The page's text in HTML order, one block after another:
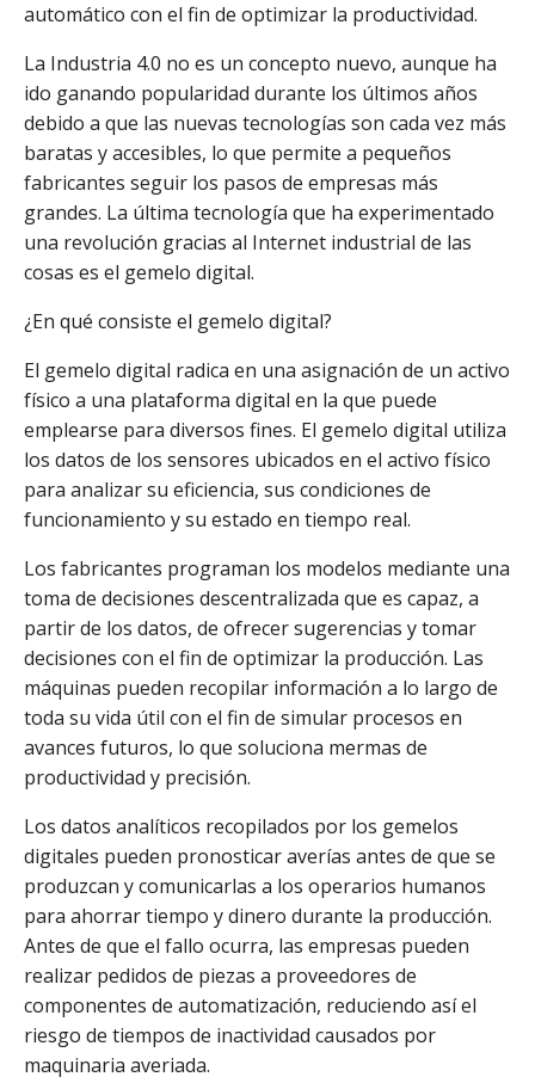
automático con el fin de optimizar la productividad.
La Industria 4.0 no es un concepto nuevo, aunque ha
ido ganando popularidad durante los últimos años
debido a que las nuevas tecnologías son cada vez más
baratas y accesibles, lo que permite a pequeños
fabricantes seguir los pasos de empresas más
grandes. La última tecnología que ha experimentado
una revolución gracias al Internet industrial de las
cosas es el gemelo digital.
¿En qué consiste el gemelo digital?
El gemelo digital radica en una asignación de un activo
físico a una plataforma digital en la que puede
emplearse para diversos fines. El gemelo digital utiliza
los datos de los sensores ubicados en el activo físico
para analizar su eficiencia, sus condiciones de
funcionamiento y su estado en tiempo real.
Los fabricantes programan los modelos mediante una
toma de decisiones descentralizada que es capaz, a
partir de los datos, de ofrecer sugerencias y tomar
decisiones con el fin de optimizar la producción. Las
máquinas pueden recopilar información a lo largo de
toda su vida útil con el fin de simular procesos en
avances futuros, lo que soluciona mermas de
productividad y precisión.
Los datos analíticos recopilados por los gemelos
digitales pueden pronosticar averías antes de que se
produzcan y comunicarlas a los operarios humanos
para ahorrar tiempo y dinero durante la producción.
Antes de que el fallo ocurra, las empresas pueden
realizar pedidos de piezas a proveedores de
componentes de automatización, reduciendo así el
riesgo de tiempos de inactividad causados por
maquinaria averiada.